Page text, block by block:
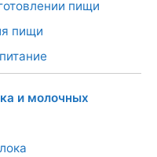
пищи
пищи
и молочных